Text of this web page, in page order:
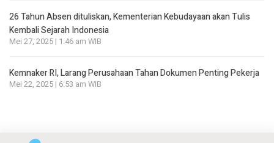
26 Tahun Absen dituliskan, Kementerian Kebudayaan akan Tulis
Kembali Sejarah Indonesia
Mei 27, 2025 | 1:46 am WIB
Kemnaker RI, Larang Perusahaan Tahan Dokumen Penting Pekerja
Mei 22, 2025 | 6:53 am WIB